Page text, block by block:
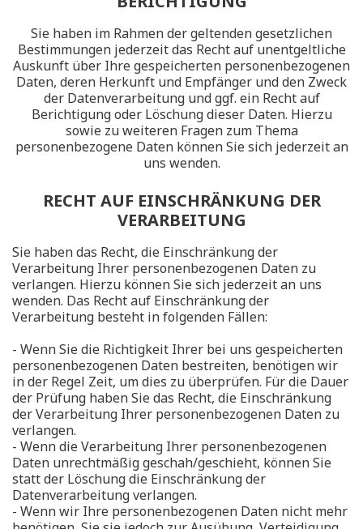
Sie haben im Rahmen der geltenden gesetzlichen
Bestimmungen jederzeit das Recht auf unentgeltliche
Auskunft über Ihre gespeicherten personenbezogenen
Daten, deren Herkunft und Empfänger und den Zweck
der Datenverarbeitung und ggf. ein Recht auf
Berichtigung oder Löschung dieser Daten. Hierzu
sowie zu weiteren Fragen zum Thema
personenbezogene Daten können Sie sich jederzeit an
uns wenden.
RECHT AUF EINSCHRÄNKUNG DER
VERARBEITUNG
Sie haben das Recht, die Einschränkung der
Verarbeitung Ihrer personenbezogenen Daten zu
verlangen. Hierzu können Sie sich jederzeit an uns
wenden. Das Recht auf Einschränkung der
Verarbeitung besteht in folgenden Fällen:
- Wenn Sie die Richtigkeit Ihrer bei uns gespeicherten
personenbezogenen Daten bestreiten, benötigen wir
in der Regel Zeit, um dies zu überprüfen. Für die Dauer
der Prüfung haben Sie das Recht, die Einschränkung
der Verarbeitung Ihrer personenbezogenen Daten zu
verlangen.
- Wenn die Verarbeitung Ihrer personenbezogenen
Daten unrechtmäßig geschah/geschieht, können Sie
statt der Löschung die Einschränkung der
Datenverarbeitung verlangen.
- Wenn wir Ihre personenbezogenen Daten nicht mehr